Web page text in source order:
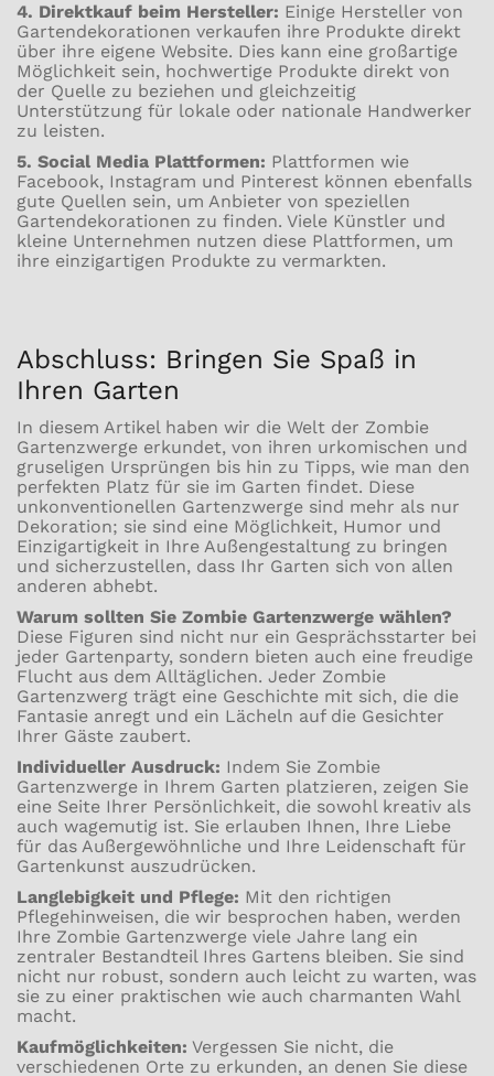
4. Direktkauf beim Hersteller: Einige Hersteller von
Gartendekorationen verkaufen ihre Produkte direkt
über ihre eigene Website. Dies kann eine großartige
Möglichkeit sein, hochwertige Produkte direkt von
der Quelle zu beziehen und gleichzeitig
Unterstützung für lokale oder nationale Handwerker
zu leisten.
5. Social Media Plattformen: Plattformen wie
Facebook, Instagram und Pinterest können ebenfalls
gute Quellen sein, um Anbieter von speziellen
Gartendekorationen zu finden. Viele Künstler und
kleine Unternehmen nutzen diese Plattformen, um
ihre einzigartigen Produkte zu vermarkten.
Abschluss: Bringen Sie Spaß in
Ihren Garten
In diesem Artikel haben wir die Welt der Zombie
Gartenzwerge erkundet, von ihren urkomischen und
gruseligen Ursprüngen bis hin zu Tipps, wie man den
perfekten Platz für sie im Garten findet. Diese
unkonventionellen Gartenzwerge sind mehr als nur
Dekoration; sie sind eine Möglichkeit, Humor und
Einzigartigkeit in Ihre Außengestaltung zu bringen
und sicherzustellen, dass Ihr Garten sich von allen
anderen abhebt.
Warum sollten Sie Zombie Gartenzwerge wählen?
Diese Figuren sind nicht nur ein Gesprächsstarter bei
jeder Gartenparty, sondern bieten auch eine freudige
Flucht aus dem Alltäglichen. Jeder Zombie
Gartenzwerg trägt eine Geschichte mit sich, die die
Fantasie anregt und ein Lächeln auf die Gesichter
Ihrer Gäste zaubert.
Individueller Ausdruck: Indem Sie Zombie
Gartenzwerge in Ihrem Garten platzieren, zeigen Sie
eine Seite Ihrer Persönlichkeit, die sowohl kreativ als
auch wagemutig ist. Sie erlauben Ihnen, Ihre Liebe
für das Außergewöhnliche und Ihre Leidenschaft für
Gartenkunst auszudrücken.
Langlebigkeit und Pflege: Mit den richtigen
Pflegehinweisen, die wir besprochen haben, werden
Ihre Zombie Gartenzwerge viele Jahre lang ein
zentraler Bestandteil Ihres Gartens bleiben. Sie sind
nicht nur robust, sondern auch leicht zu warten, was
sie zu einer praktischen wie auch charmanten Wahl
macht.
Kaufmöglichkeiten: Vergessen Sie nicht, die
verschiedenen Orte zu erkunden, an denen Sie diese